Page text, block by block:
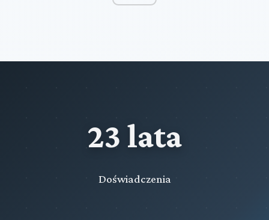
23 lata
Doświadczenia